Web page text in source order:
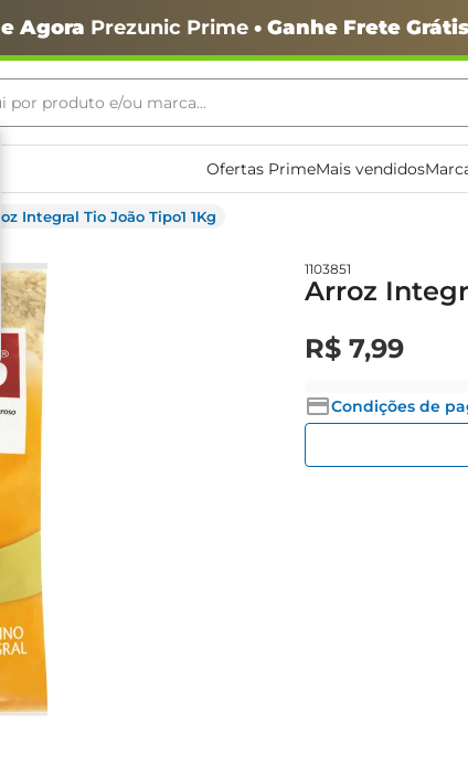
Agora Prezunic Prime• Ganhe Frete
por produto e/ou marca...
Ofertas PrimeMais vendidos
Integral Tio João Tipo1 1Kg
1103851
Arroz
R$ 7,99
Condições de
buscados